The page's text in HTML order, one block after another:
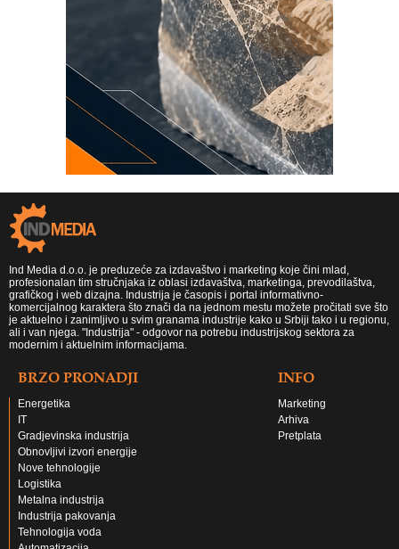
Ind Media d.o.o. je preduzeće za izdavaštvo i marketing koje čini mlad,
profesionalan tim stručnjaka iz oblasi izdavaštva, marketinga, prevodilaštva,
grafičkog i web dizajna. Industrija je časopis i portal informativno-
komercijalnog karaktera što znači da na jednom mestu možete pročitati sve što
je aktuelno i zanimljivo u svim granama industrije kako u Srbiji tako i u regionu,
ali i van njega. "Industrija" - odgovor na potrebu industrijskog sektora za
modernim i aktuelnim informacijama.
BRZO PRONADJI
Energetika
IT
Gradjevinska industrija
Obnovljivi izvori energije
Nove tehnologije
Logistika
Metalna industrija
Industrija pakovanja
Tehnologija voda
INFO
Marketing
Arhiva
Pretplata